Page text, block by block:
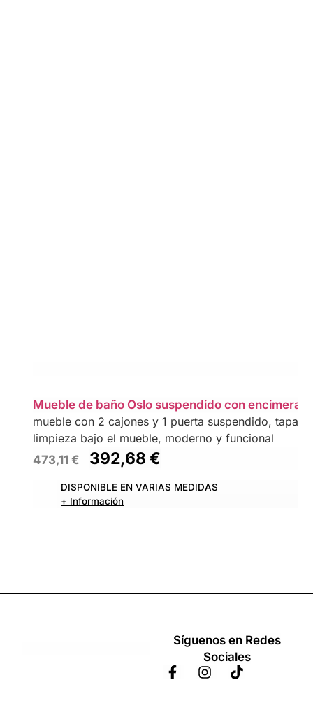
Mueble de baño Oslo suspendido con encimera
mueble con 2 cajones y 1 puerta suspendido, tapa
limpieza bajo el mueble, moderno y funcional
473,11€ 392,68€
DISPONIBLE EN VARIAS MEDIDAS
+ Información
Síguenos en Redes
Sociales